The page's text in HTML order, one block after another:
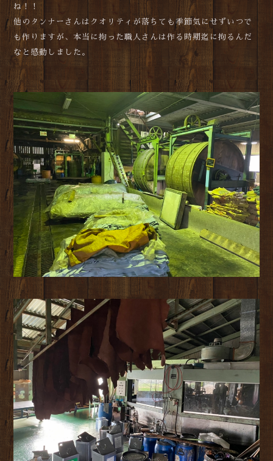
ね！！
他のタンナーさんはクオリティが落ちても季節気にせずいつで
も作りますが、本当に拘った職人さんは作る時期迄に拘るんだ
なと感動しました。